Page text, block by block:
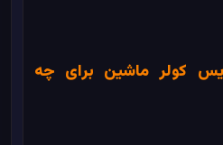
کولر ماشین برای چه